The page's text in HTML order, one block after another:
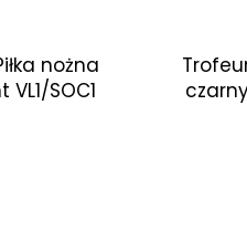
nożna
SOC1